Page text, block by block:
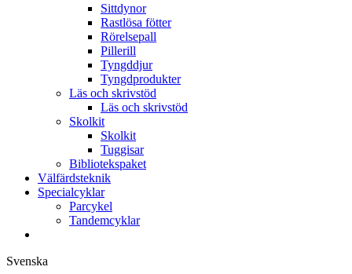
Sittdynor
Rastlösa fötter
Rörelsepall
Pillerill
Tyngddjur
Tyngdprodukter
Läs och skrivstöd
Läs och skrivstöd
Skolkit
Skolkit
Tuggisar
Bibliotekspaket
Välfärdsteknik
Specialcyklar
Parcykel
Tandemcyklar
Svenska